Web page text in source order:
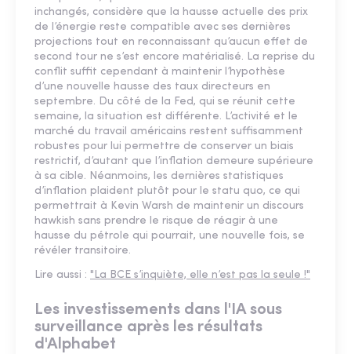
inchangés, considère que la hausse actuelle des prix
de l’énergie reste compatible avec ses dernières
projections tout en reconnaissant qu’aucun effet de
second tour ne s’est encore matérialisé. La reprise du
conflit suffit cependant à maintenir l’hypothèse
d’une nouvelle hausse des taux directeurs en
septembre. Du côté de la Fed, qui se réunit cette
semaine, la situation est différente. L’activité et le
marché du travail américains restent suffisamment
robustes pour lui permettre de conserver un biais
restrictif, d’autant que l’inflation demeure supérieure
à sa cible. Néanmoins, les dernières statistiques
d’inflation plaident plutôt pour le statu quo, ce qui
permettrait à Kevin Warsh de maintenir un discours
hawkish sans prendre le risque de réagir à une
hausse du pétrole qui pourrait, une nouvelle fois, se
révéler transitoire.
Lire aussi : "La BCE s’inquiète, elle n’est pas la seule !"
Les investissements dans l'IA sous
surveillance après les résultats
d'Alphabet